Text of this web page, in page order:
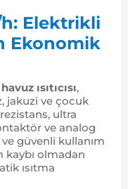
Elektrikli
Ekonomik
ısıtıcısı,
jakuzi ve çocuk
rezistans, ultra
ve analog
güvenli kullanım
kaybı olmadan
ısıtma